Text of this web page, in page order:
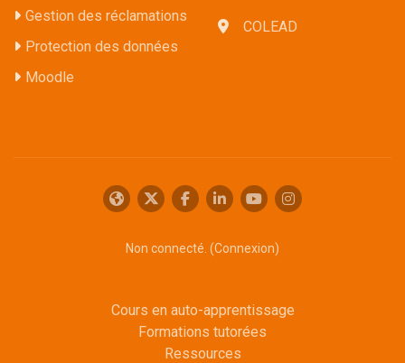
Gestion des réclamations
Protection des données
Moodle
COLEAD
Non connecté. (Connexion)
Cours en auto-apprentissage
Formations tutorées
Ressources